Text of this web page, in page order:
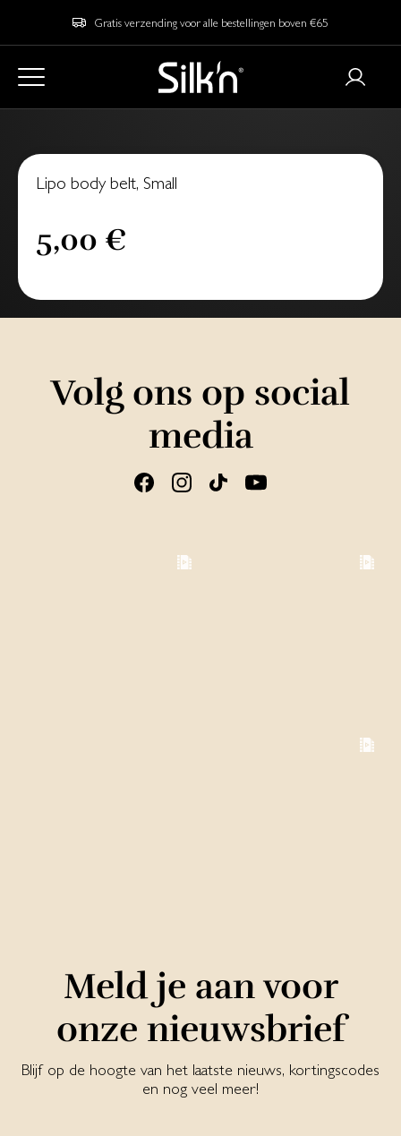
Gratis verzending voor alle bestellingen boven €65
Lipo body belt, Small
5,00 €
Volg ons op social
media
Meld je aan voor
onze nieuwsbrief
Blijf op de hoogte van het laatste nieuws, kortingscodes
en nog veel meer!